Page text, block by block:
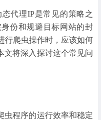
代理IP是常见的策略之
份和规避目标网站的封
行爬虫操作时，应该如何
文将深入探讨这个常见问
虫程序的运行效率和稳定